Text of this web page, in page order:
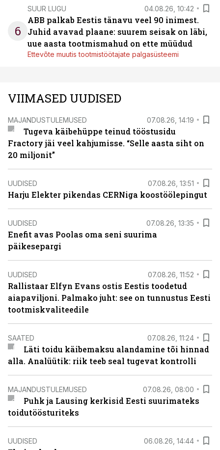
6
SUUR LUGU 04.08.26, 10:42
ABB palkab Eestis tänavu veel 90 inimest.
Juhid avavad plaane: suurem seisak on läbi,
uue aasta tootmismahud on ette müüdud
Ettevõte muutis tootmistöötajate palgasüsteemi
VIIMASED UUDISED
MAJANDUSTULEMUSED 07.08.26, 14:19
Tugeva käibehüppe teinud tööstusidu
Fractory jäi veel kahjumisse. “Selle aasta siht on
20 miljonit”
UUDISED 07.08.26, 13:51
Harju Elekter pikendas CERNiga koostöölepingut
UUDISED 07.08.26, 13:35
Enefit avas Poolas oma seni suurima
päikesepargi
UUDISED 07.08.26, 11:52
Rallistaar Elfyn Evans ostis Eestis toodetud
aiapaviljoni. Palmako juht: see on tunnustus Eesti
tootmiskvaliteedile
SAATED 07.08.26, 11:24
Läti toidu käibemaksu alandamine tõi hinnad
alla. Analüütik: riik teeb seal tugevat kontrolli
MAJANDUSTULEMUSED 07.08.26, 08:00
Puhk ja Lausing kerkisid Eesti suurimateks
toidutöösturiteks
UUDISED 06.08.26, 14:44